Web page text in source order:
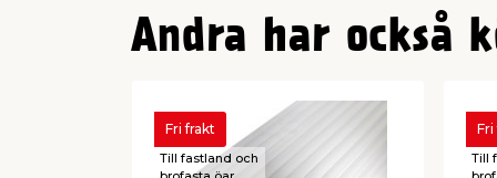
Andra har också
Fri frakt
Till fastland och
Fri
Till